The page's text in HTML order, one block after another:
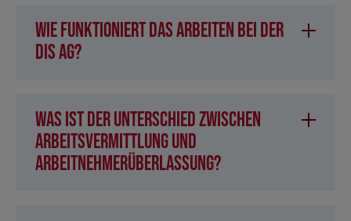
Wie funktioniert das Arbeiten bei der
DIS AG?
Was ist der Unterschied zwischen
Arbeitsvermittlung und
Arbeitnehmerüberlassung?